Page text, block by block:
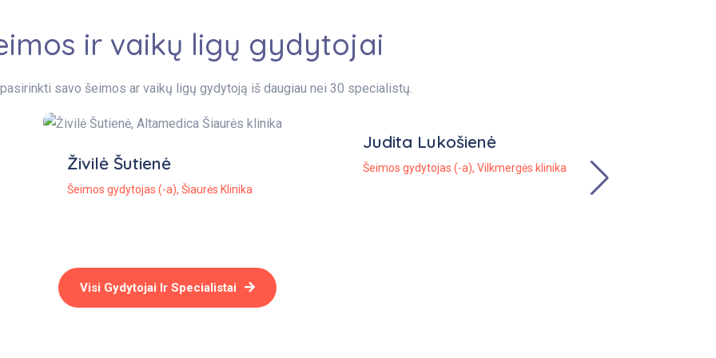
ir vaikų ligų gydytojai
savo šeimos ar vaikų ligų gydytoją iš daugiau nei 30 specialistų.
Živilė Šutienė
Šeimos gydytojas (-a), Šiaurės Klinika
Judita Lukošienė
Šeimos gydytojas (-a), Vilkmergės klinika
Visi Gydytojai Ir Specialistai